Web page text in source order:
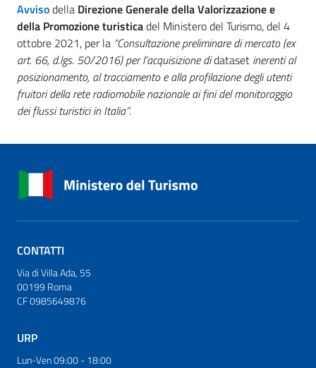
Avvisodella Direzione Generale della Valorizzazione e
della Promozione turisticadel Ministero del Turismo, del 4
ottobre 2021, per la “Consultazione preliminare di mercato (ex
art. 66, d.lgs. 50/2016) per l’acquisizione didataset inerenti al
posizionamento, al tracciamento e alla profilazione degli utenti
fruitori della rete radiomobile nazionale ai fini del monitoraggio
dei flussi turistici in Italia”.
CONTATTI
Via di Villa Ada, 55
00199 Roma
CF 0985649876
URP
Lun-Ven 09:00 - 18:00